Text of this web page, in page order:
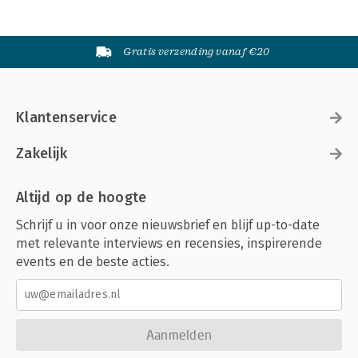
Gratis verzending vanaf €20
Klantenservice
Zakelijk
Altijd op de hoogte
Schrijf u in voor onze nieuwsbrief en blijf up-to-date
met relevante interviews en recensies, inspirerende
events en de beste acties.
Aanmelden